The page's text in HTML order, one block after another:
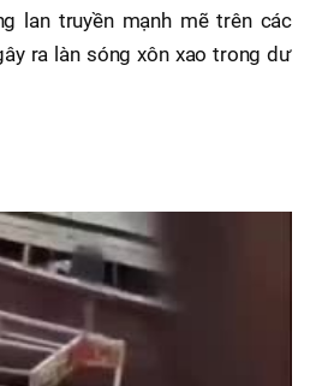
lan truyền mạnh mẽ trên các
ra làn sóng xôn xao trong dư